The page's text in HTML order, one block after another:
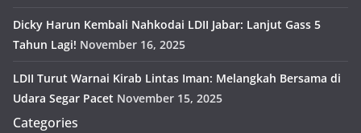
Dicky Harun Kembali Nahkodai LDII Jabar: Lanjut Gass 5
Tahun Lagi! November 16, 2025
LDII Turut Warnai Kirab Lintas Iman: Melangkah Bersama di
Udara Segar Pacet November 15, 2025
Categories